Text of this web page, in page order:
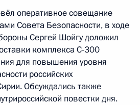
оперативное совещание
Совета Безопасности, в ходе
Сергей Шойгу доложил
комплекса С-300
для повышения уровня
российских
Обсуждались также
повестки дня.